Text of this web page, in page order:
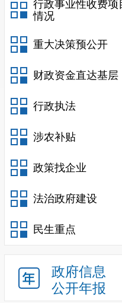
行政事业性收费项
情况
重大决策预公开
财政资金直达基层
行政执法
涉农补贴
政策找企业
法治政府建设
民生重点
政府信息
公开年报